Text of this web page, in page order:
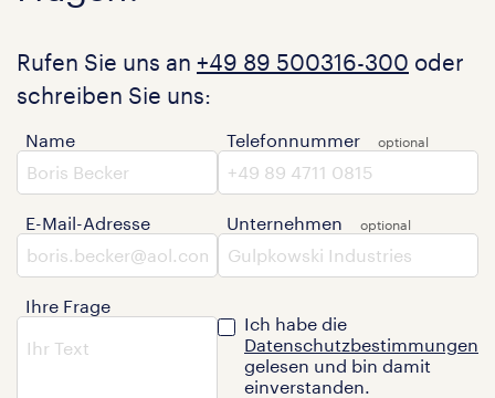
Rufen Sie uns an +49 89 500316-300 oder
schreiben Sie uns:
Name
E-Mail-Adresse
Ihre Frage
Telefonnummer
Unternehmen
Ich habe die
Datenschutzbestimmungen
gelesen und bin damit
einverstanden.